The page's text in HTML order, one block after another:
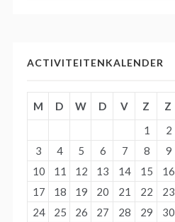
ACTIVITEITENKALENDER
M D W D V Z
Z
1
2
3
4 5 6 7 8
9
10
11 12 13 14 15
16
17
18 19 20 21 22
23
24
25 26 27 28 29
30